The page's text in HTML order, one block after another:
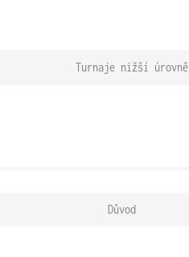
Turnaje nižší úrovně
Důvod